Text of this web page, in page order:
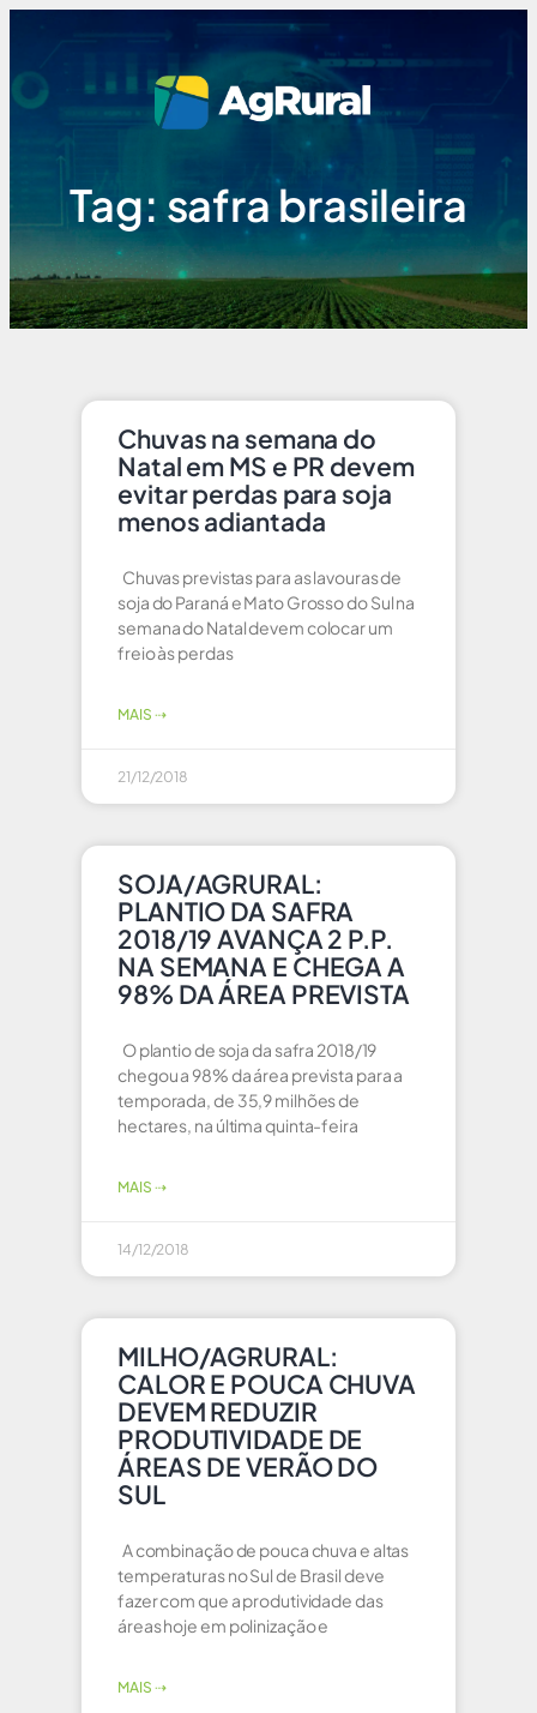
Tag: safra brasileira
Chuvas na semana do
Natal em MS e PR devem
evitar perdas para soja
menos adiantada
Chuvas previstas para as lavouras de
soja do Paraná e Mato Grosso do Sul na
semana do Natal devem colocar um
freio às perdas
MAIS ⇢
21/12/2018
SOJA/AGRURAL:
PLANTIO DA SAFRA
2018/19 AVANÇA 2 P.P.
NA SEMANA E CHEGA A
98% DA ÁREA PREVISTA
O plantio de soja da safra 2018/19
chegou a 98% da área prevista para a
temporada, de 35,9 milhões de
hectares, na última quinta-feira
MAIS ⇢
14/12/2018
MILHO/AGRURAL:
CALOR E POUCA CHUVA
DEVEM REDUZIR
PRODUTIVIDADE DE
ÁREAS DE VERÃO DO
SUL
A combinação de pouca chuva e altas
temperaturas no Sul de Brasil deve
fazer com que a produtividade das
áreas hoje em polinização e
MAIS ⇢